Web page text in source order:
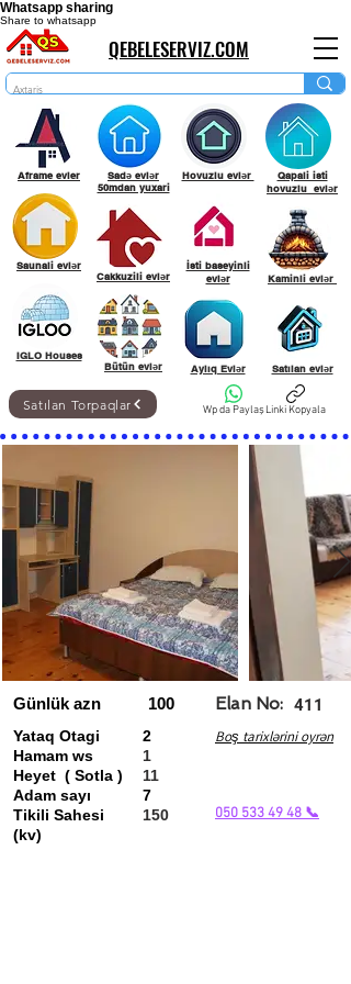
Whatsapp sharing
Share to whatsapp
QEBELESERVIZ.COM
Aframe evler
Saunali evlər
IGLO Houses
Sadə evlər
50mdan yuxari
Cakkuzili evlər
Bütün evlər
Hovuzlu evlər
İsti baseyinli
evlər
Aylıq Evlər
Qapali isti
hovuzlu evlər
Kaminli evlər
Satılan evlər
Wp da PaylaşLinki Kopyala
Satılan Torpaqlar
Günlük azn
Yataq Otagi
Hamam ws
Heyet ( Sotla )
Adam sayı
Tikili Sahesi
(kv)
100
2
Elan No: 411
Boş tarixlərini oyrən
1
11
7
150
050 533 49 48 📞